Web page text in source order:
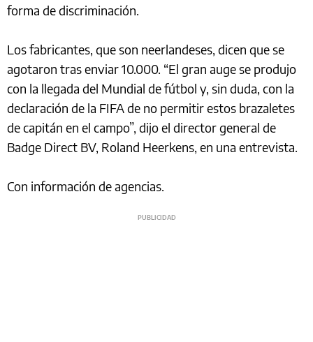
forma de discriminación.
Los fabricantes, que son neerlandeses, dicen que se
agotaron tras enviar 10.000. “El gran auge se produjo
con la llegada del Mundial de fútbol y, sin duda, con la
declaración de la FIFA de no permitir estos brazaletes
de capitán en el campo”, dijo el director general de
Badge Direct BV, Roland Heerkens, en una entrevista.
Con información de agencias.